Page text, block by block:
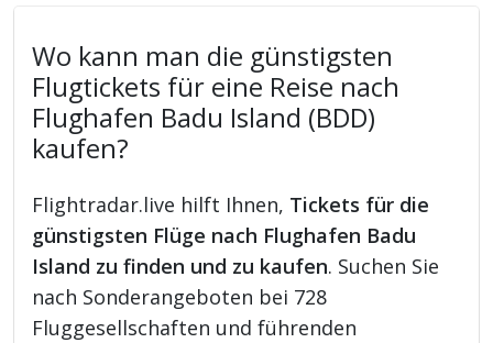
Wo kann man die günstigsten
Flugtickets für eine Reise nach
Flughafen Badu Island (BDD)
kaufen?
Flightradar.live hilft Ihnen, Tickets für die
günstigsten Flüge nach Flughafen Badu
Island zu finden und zu kaufen. Suchen Sie
nach Sonderangeboten bei 728
Fluggesellschaften und führenden